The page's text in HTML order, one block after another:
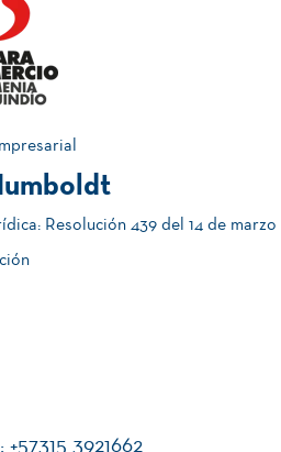
Resolución 439 del 14 de marzo
3921662